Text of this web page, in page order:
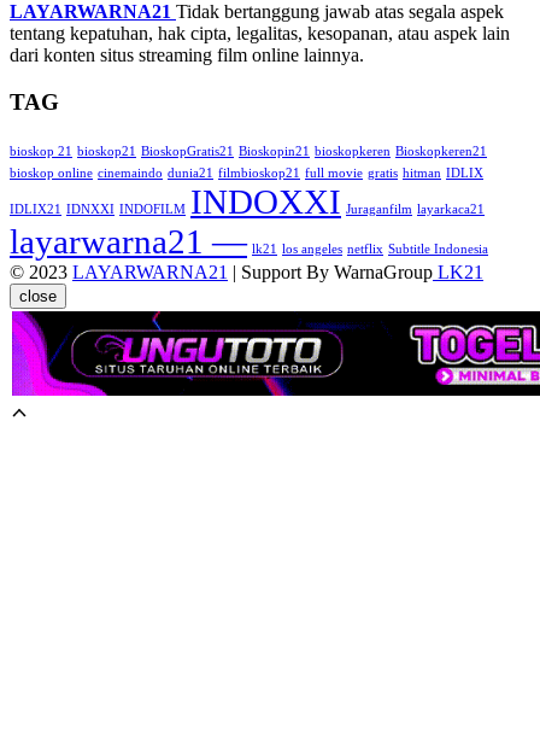
LAYARWARNA21 Tidak bertanggung jawab atas segala aspek
tentang kepatuhan, hak cipta, legalitas, kesopanan, atau aspek lain
dari konten situs streaming film online lainnya.
TAG
bioskop 21 bioskop21 BioskopGratis21 Bioskopin21 bioskopkeren Bioskopkeren21
bioskop online cinemaindo dunia21 filmbioskop21 full movie gratis hitman IDLIX
IDLIX21 IDNXXI INDOFILM INDOXXI Juraganfilm layarkaca21
layarwarna21 — lk21 los angeles netflix Subtitle Indonesia
© 2023 LAYARWARNA21 | Support By WarnaGroup LK21
close